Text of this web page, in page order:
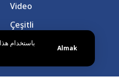
باستخدام
Almak
Video
Çeşitli